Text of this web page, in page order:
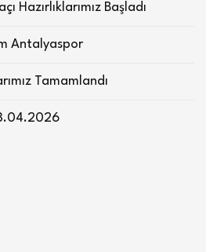
Hazırlıklarımız Başladı
Antalyaspor
Tamamlandı